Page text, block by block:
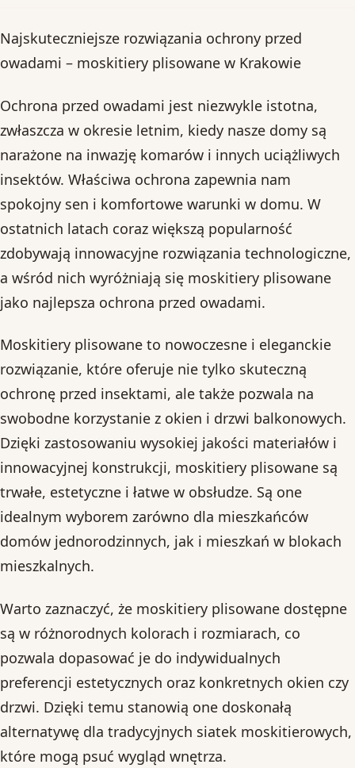
Najskuteczniejsze rozwiązania ochrony przed
owadami – moskitiery plisowane w Krakowie
Ochrona przed owadami jest niezwykle istotna,
zwłaszcza w okresie letnim, kiedy nasze domy są
narażone na inwazję komarów i innych uciążliwych
insektów. Właściwa ochrona zapewnia nam
spokojny sen i komfortowe warunki w domu. W
ostatnich latach coraz większą popularność
zdobywają innowacyjne rozwiązania technologiczne,
a wśród nich wyróżniają się moskitiery plisowane
jako najlepsza ochrona przed owadami.
Moskitiery plisowane to nowoczesne i eleganckie
rozwiązanie, które oferuje nie tylko skuteczną
ochronę przed insektami, ale także pozwala na
swobodne korzystanie z okien i drzwi balkonowych.
Dzięki zastosowaniu wysokiej jakości materiałów i
innowacyjnej konstrukcji, moskitiery plisowane są
trwałe, estetyczne i łatwe w obsłudze. Są one
idealnym wyborem zarówno dla mieszkańców
domów jednorodzinnych, jak i mieszkań w blokach
mieszkalnych.
Warto zaznaczyć, że moskitiery plisowane dostępne
są w różnorodnych kolorach i rozmiarach, co
pozwala dopasować je do indywidualnych
preferencji estetycznych oraz konkretnych okien czy
drzwi. Dzięki temu stanowią one doskonałą
alternatywę dla tradycyjnych siatek moskitierowych,
które mogą psuć wygląd wnętrza.